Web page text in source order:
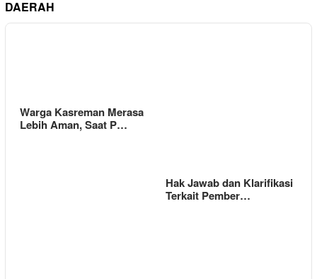
DAERAH
Warga Kasreman Merasa
Lebih Aman, Saat P…
Hak Jawab dan Klarifikasi
Terkait Pember…